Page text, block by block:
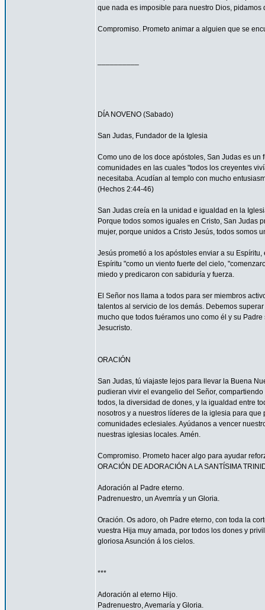
que nada es imposible para nuestro Dios,
Compromiso. Prometo animar a alguien que se
DÍA NOVENO (Sabado)
San Judas, Fundador de la Iglesia
Como uno de los doce apóstoles, San Judas es
comunidades en las cuales "todos los creyentes
necesitaba. Acudían al templo con mucho
(Hechos 2:44-46)
San Judas creía en la unidad e igualdad en la
Porque todos somos iguales en Cristo, San Judas
mujer, porque unidos a Cristo Jesús, todos somos
Jesús prometió a los apóstoles enviar a su
Espíritu "como un viento fuerte del cielo,
miedo y predicaron con sabiduría y fuerza.
El Señor nos llama a todos para ser miembros
talentos al servicio de los demás. Debemos
mucho que todos fuéramos uno como él y su
Jesucristo.
ORACIÓN
San Judas, tú viajaste lejos para llevar la Buena
pudieran vivir el evangelio del Señor,
todos, la diversidad de dones, y la igualdad entre
nosotros y a nuestros líderes de la iglesia para
comunidades eclesiales. Ayúdanos a vencer
nuestras iglesias locales. Amén.
Compromiso. Prometo hacer algo para ayudar
ORACIÓN DE ADORACIÓN A LA SANTÍSIMA
Adoración al Padre eterno.
Padrenuestro, un Avemría y un Gloria.
Oración. Os adoro, oh Padre eterno, con toda la
vuestra Hija muy amada, por todos los dones y
gloriosa Asunción á los cielos.
***
Adoración al eterno Hijo.
Padrenuestro, Avemaría y Gloria.